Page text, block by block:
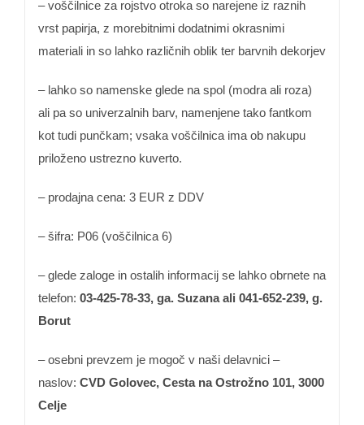
– voščilnice za rojstvo otroka so narejene iz raznih
vrst papirja, z morebitnimi dodatnimi okrasnimi
materiali in so lahko različnih oblik ter barvnih dekorjev
– lahko so namenske glede na spol (modra ali roza)
ali pa so univerzalnih barv, namenjene tako fantkom
kot tudi punčkam; vsaka voščilnica ima ob nakupu
priloženo ustrezno kuverto.
– prodajna cena: 3 EUR z DDV
– šifra: P06 (voščilnica 6)
– glede zaloge in ostalih informacij se lahko obrnete na
telefon: 03-425-78-33, ga. Suzana ali 041-652-239, g.
Borut
– osebni prevzem je mogoč v naši delavnici –
naslov: CVD Golovec, Cesta na Ostrožno 101, 3000
Celje